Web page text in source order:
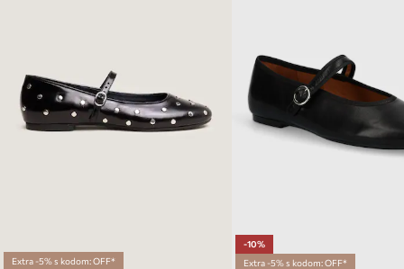
Extra -5% s kodom: OFF*
-10%
Extra -5% s kodom: OFF*